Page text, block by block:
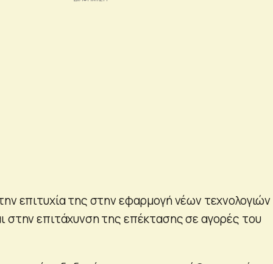
επιτυχία της στην εφαρμογή νέων τεχνολογιών
στην επιτάχυνση της επέκτασης σε αγορές του